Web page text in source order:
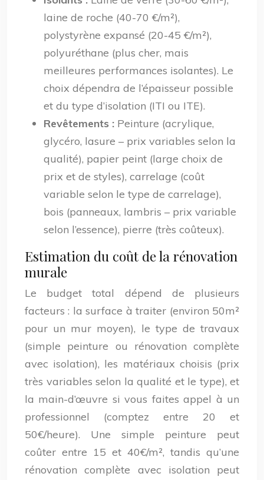
laine de roche (40-70 €/m²),
polystyrène expansé (20-45 €/m²),
polyuréthane (plus cher, mais
meilleures performances isolantes). Le
choix dépendra de l’épaisseur possible
et du type d’isolation (ITI ou ITE).
Revêtements : Peinture (acrylique,
glycéro, lasure – prix variables selon la
qualité), papier peint (large choix de
prix et de styles), carrelage (coût
variable selon le type de carrelage),
bois (panneaux, lambris – prix variable
selon l’essence), pierre (très coûteux).
Estimation du coût de la rénovation
murale
Le budget total dépend de plusieurs
facteurs : la surface à traiter (environ 50m²
pour un mur moyen), le type de travaux
(simple peinture ou rénovation complète
avec isolation), les matériaux choisis (prix
très variables selon la qualité et le type), et
la main-d’œuvre si vous faites appel à un
professionnel (comptez entre 20 et
50€/heure). Une simple peinture peut
coûter entre 15 et 40€/m², tandis qu’une
rénovation complète avec isolation peut